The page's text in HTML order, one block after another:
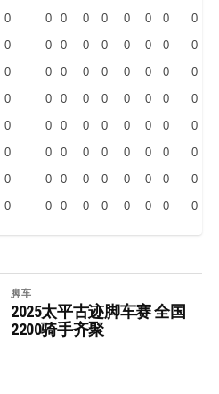
0 0 0 0 0 0 0 0
0
0 0 0 0 0 0 0 0
0
0 0 0 0 0 0 0 0
0
0 0 0 0 0 0 0 0
0
0 0 0 0 0 0 0 0
0
0 0 0 0 0 0 0 0
0
0 0 0 0 0 0 0 0
0
0 0 0 0 0 0 0 0 0
脚车
2025太平古迹脚车赛 全国
2200骑手齐聚